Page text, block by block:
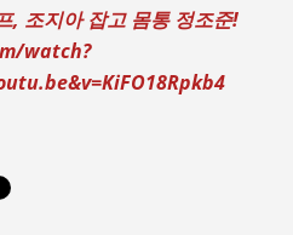
, 조지아 잡고 몸통 정조준!
watch?